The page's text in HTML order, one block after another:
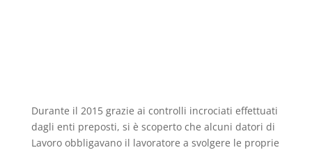
Durante il 2015 grazie ai controlli incrociati effettuati
dagli enti preposti, si è scoperto che alcuni datori di
Lavoro obbligavano il lavoratore a svolgere le proprie